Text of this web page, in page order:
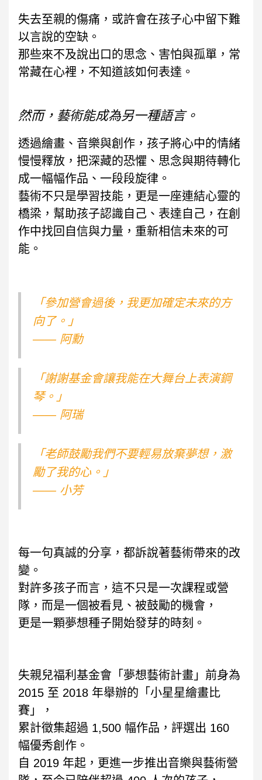
失去至親的傷痛，或許會在孩子心中留下難
以言說的空缺。
那些來不及說出口的思念、害怕與孤單，常
常藏在心裡，不知道該如何表達。
然而，藝術能成為另一種語言。
透過繪畫、音樂與創作，孩子將心中的情緒
慢慢釋放，把深藏的恐懼、思念與期待轉化
成一幅幅作品、一段段旋律。
藝術不只是學習技能，更是一座連結心靈的
橋梁，幫助孩子認識自己、表達自己，在創
作中找回自信與力量，重新相信未來的可
能。
「參加營會過後，我更加確定未來的方
向了。」
—— 阿勳
「謝謝基金會讓我能在大舞台上表演鋼
琴。」
—— 阿瑞
「老師鼓勵我們不要輕易放棄夢想，激
勵了我的心。」
—— 小芳
每一句真誠的分享，都訴說著藝術帶來的改
變。
對許多孩子而言，這不只是一次課程或營
隊，而是一個被看見、被鼓勵的機會，
更是一顆夢想種子開始發芽的時刻。
失親兒福利基金會「夢想藝術計畫」前身為
2015 至 2018 年舉辦的「小星星繪畫比
賽」，
累計徵集超過 1,500 幅作品，評選出 160
幅優秀創作。
自 2019 年起，更進一步推出音樂與藝術營